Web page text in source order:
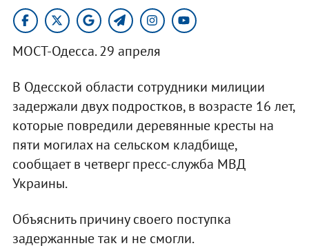
МОСТ-Одесса. 29 апреля
В Одесской области сотрудники милиции
задержали двух подростков, в возрасте 16 лет,
которые повредили деревянные кресты на
пяти могилах на сельском кладбище,
сообщает в четверг пресс-служба МВД
Украины.
Объяснить причину своего поступка
задержанные так и не смогли.